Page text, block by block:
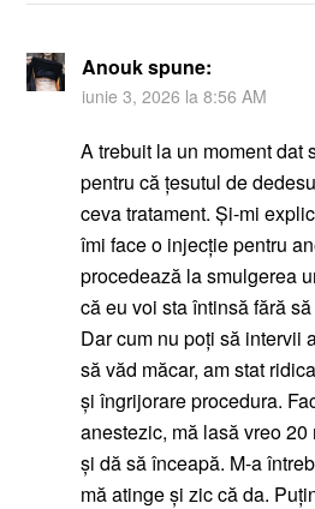
Anoukspune:
iunie 3, 2026 la 8:56 AM
A trebuit la un moment dat
pentru că țesutul de
ceva tratament. Și-mi
îmi face o injecție pentru
procedează la smulgerea
că eu voi sta întinsă fără
Dar cum nu poți să intervii
să văd măcar, am stat
și îngrijorare procedura.
anestezic, mă lasă vreo
și dă să înceapă. M-a
mă atinge și zic că da.